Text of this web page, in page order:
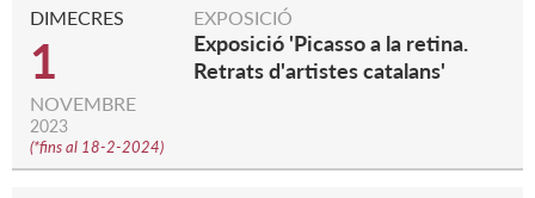
DIMECRES
1
NOVEMBRE
2023
(*fins al 18-2-2024)
EXPOSICIÓ
Exposició 'Picasso a la retina.
Retrats d'artistes catalans'